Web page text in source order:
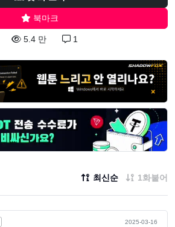
북마크
5.4 만 1
최신순 1화붙어
2025-03-16